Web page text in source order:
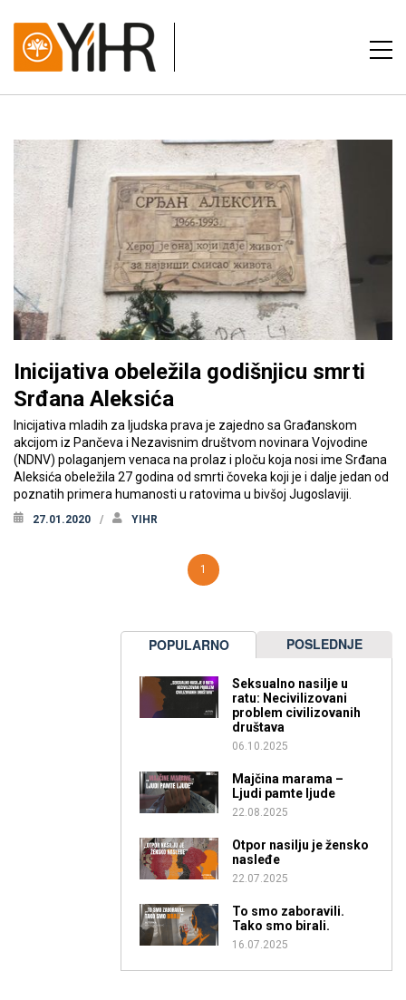
Inicijativa obeležila godišnjicu smrti
Srđana Aleksića
Inicijativa mladih za ljudska prava je zajedno sa Građanskom
akcijom iz Pančeva i Nezavisnim društvom novinara Vojvodine
(NDNV) polaganjem venaca na prolaz i ploču koja nosi ime Srđana
Aleksića obeležila 27 godina od smrti čoveka koji je i dalje jedan od
poznatih primera humanosti u ratovima u bivšoj Jugoslaviji.
27.01.2020 YIHR
1
POPULARNO POSLEDNJE
Seksualno nasilje u
ratu: Necivilizovani
problem civilizovanih
društava
06.10.2025
Majčina marama –
Ljudi pamte ljude
22.08.2025
Otpor nasilju je žensko
nasleđe
22.07.2025
To smo zaboravili.
Tako smo birali.
16.07.2025